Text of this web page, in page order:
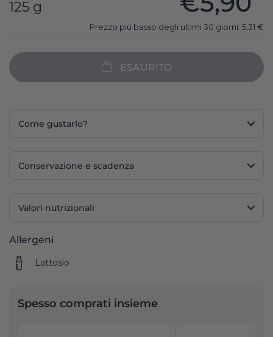
125 g
Prezzo più basso degli ultimi 30 giorni: 5,31 €
ESAURITO
Come gustarlo?
Conservazione e scadenza
Valori nutrizionali
Allergeni
Lattosio
Spesso comprati insieme